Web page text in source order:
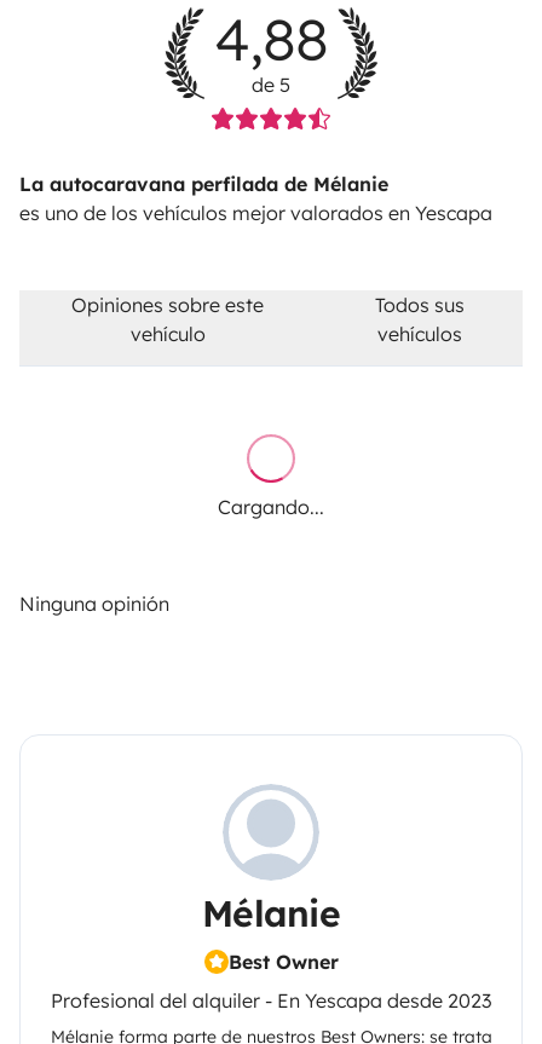
4,88
de 5
La autocaravana perfilada de Mélanie
es uno de los vehículos mejor valorados en Yescapa
Opiniones sobre este
vehículo
Todos sus
vehículos
Cargando...
Ninguna opinión
Mélanie
Best Owner
Profesional del alquiler - En Yescapa desde 2023
Mélanieforma parte de nuestros Best Owners: se trata